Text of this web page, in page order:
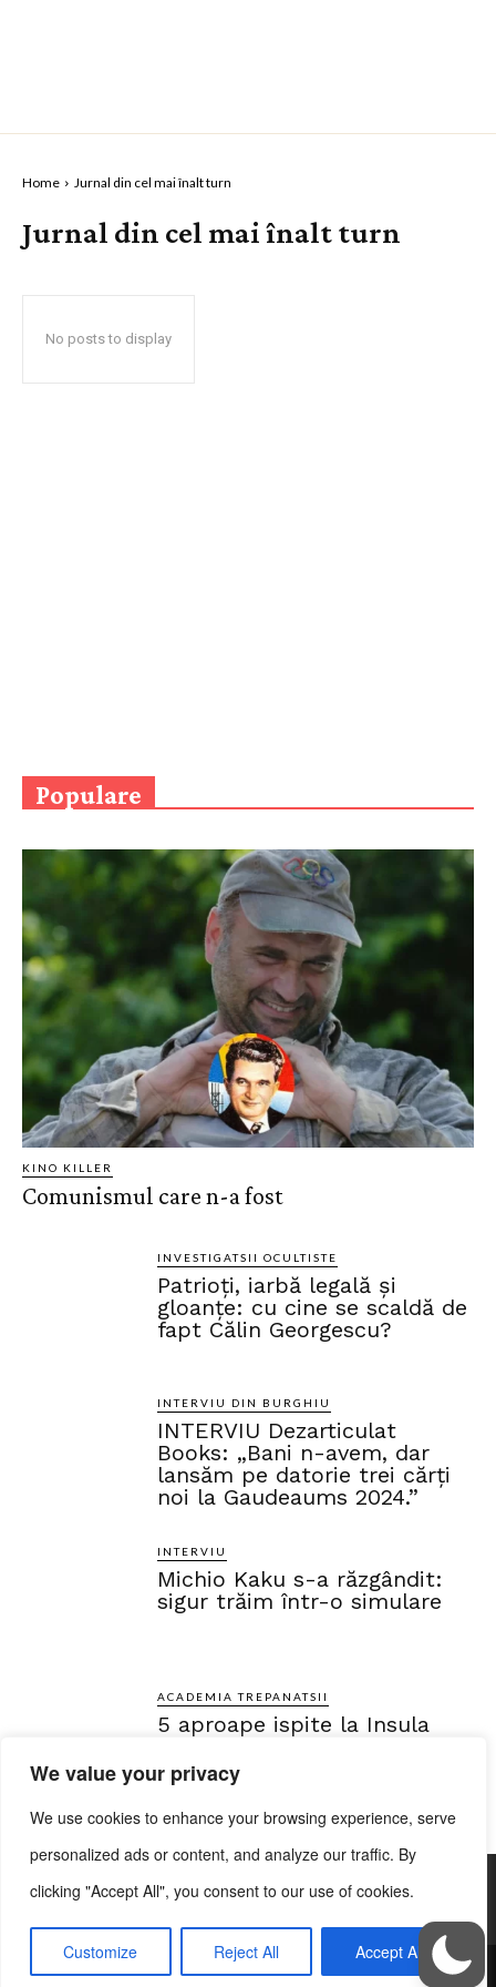
We value your privacy
We use cookies to enhance your browsing experience, serve
personalized ads or content, and analyze our traffic. By
clicking "Accept All", you consent to our use of cookies.
Customize Reject All Accept All
Home Jurnal din cel mai înalt turn
Jurnal din cel mai înalt turn
No posts to display
Populare
KINO KILLER
Comunismul care n-a fost
INVESTIGATSII OCULTISTE
Patrioți, iarbă legală și
gloanțe: cu cine se scaldă de
fapt Călin Georgescu?
INTERVIU DIN BURGHIU
INTERVIU Dezarticulat
Books: „Bani n-avem, dar
lansăm pe datorie trei cărți
noi la Gaudeaums 2024.”
INTERVIU
Michio Kaku s-a răzgândit:
sigur trăim într-o simulare
ACADEMIA TREPANATSII
5 aproape ispite la Insula
©